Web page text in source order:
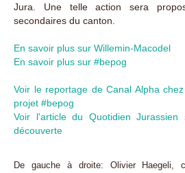
Jura. Une telle action sera
secondaires du canton.
En savoir plus sur Willemin-Macodel
En savoir plus sur #bepog
Voir le reportage de Canal Alpha
projet #bepog
Voir l'article du Quotidien
découverte
De gauche à droite: Olivier Haegeli,